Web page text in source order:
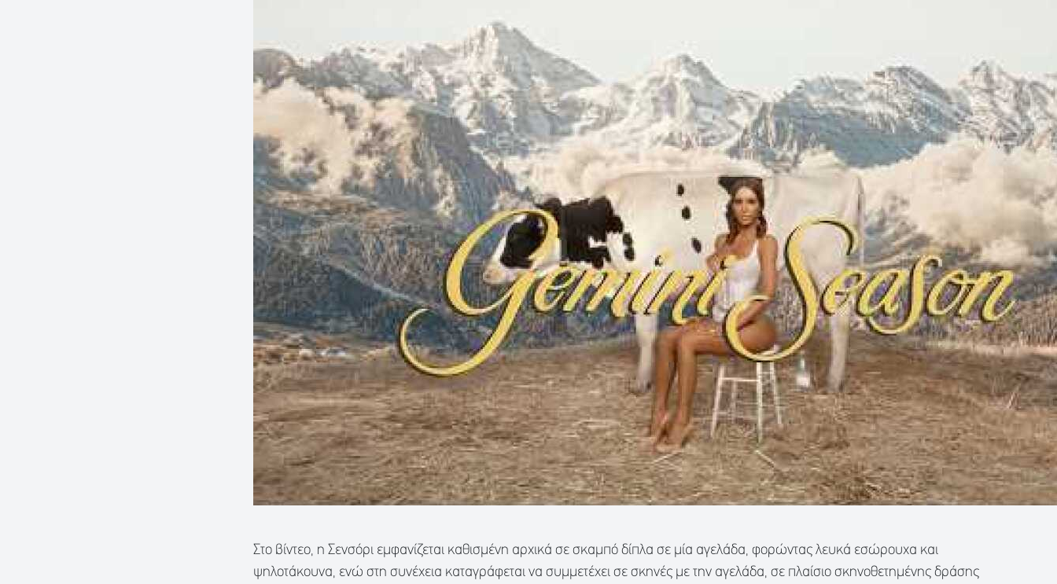
Στο βίντεο, η Σενσόρι εμφανίζεται καθισμένη αρχικά σε σκαμπό δίπλα σε μία αγελάδα, φορώντας λευκά εσώρουχα και
ψηλοτάκουνα, ενώ στη συνέχεια καταγράφεται να συμμετέχει σε σκηνές με την αγελάδα, σε πλαίσιο σκηνοθετημένης δράσης